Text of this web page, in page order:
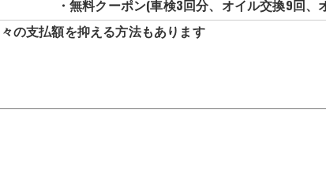
・無料クーポン(車検3回分、オイル交換9回、
の支払額を抑える方法もあります